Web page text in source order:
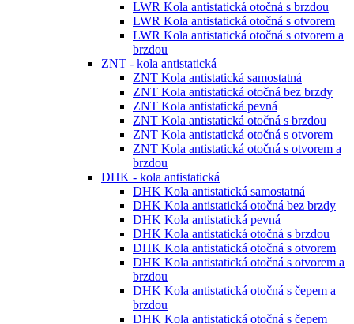
LWR Kola antistatická otočná s brzdou
LWR Kola antistatická otočná s otvorem
LWR Kola antistatická otočná s otvorem a
brzdou
ZNT - kola antistatická
ZNT Kola antistatická samostatná
ZNT Kola antistatická otočná bez brzdy
ZNT Kola antistatická pevná
ZNT Kola antistatická otočná s brzdou
ZNT Kola antistatická otočná s otvorem
ZNT Kola antistatická otočná s otvorem a
brzdou
DHK - kola antistatická
DHK Kola antistatická samostatná
DHK Kola antistatická otočná bez brzdy
DHK Kola antistatická pevná
DHK Kola antistatická otočná s brzdou
DHK Kola antistatická otočná s otvorem
DHK Kola antistatická otočná s otvorem a
brzdou
DHK Kola antistatická otočná s čepem a
brzdou
DHK Kola antistatická otočná s čepem